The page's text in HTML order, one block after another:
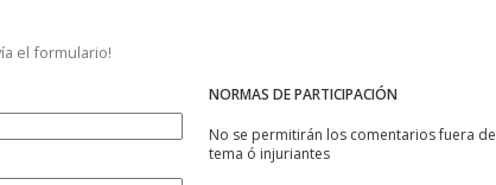
el formulario!
NORMAS DE PARTICIPACIÓN
No se permitirán los comentarios fuera de
tema ó injuriantes